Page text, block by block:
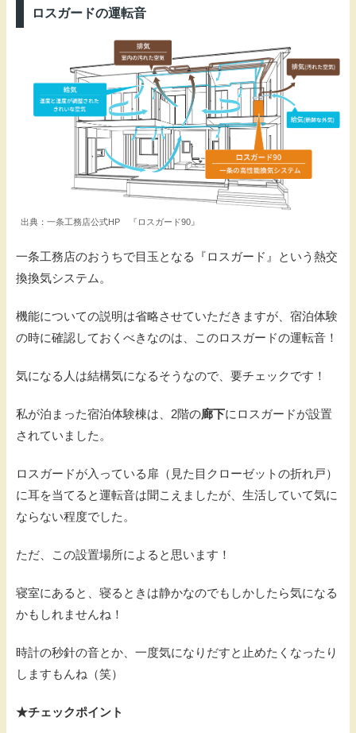
ロスガードの運転音
出典：一条工務店公式HP 『ロスガード90』
一条工務店のおうちで目玉となる『ロスガード』という熱交
換換気システム。
機能についての説明は省略させていただきますが、宿泊体験
の時に確認しておくべきなのは、このロスガードの運転音！
気になる人は結構気になるそうなので、要チェックです！
私が泊まった宿泊体験棟は、2階の廊下にロスガードが設置
されていました。
ロスガードが入っている扉（見た目クローゼットの折れ戸）
に耳を当てると運転音は聞こえましたが、生活していて気に
ならない程度でした。
ただ、この設置場所によると思います！
寝室にあると、寝るときは静かなのでもしかしたら気になる
かもしれませんね！
時計の秒針の音とか、一度気になりだすと止めたくなったり
しますもんね（笑）
★チェックポイント